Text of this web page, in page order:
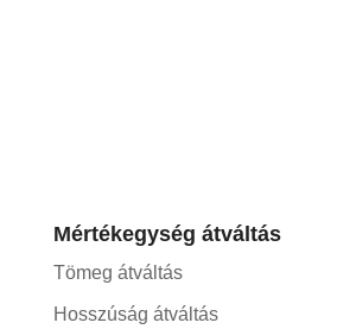
Mértékegység átváltás
Tömeg átváltás
Hosszúság átváltás